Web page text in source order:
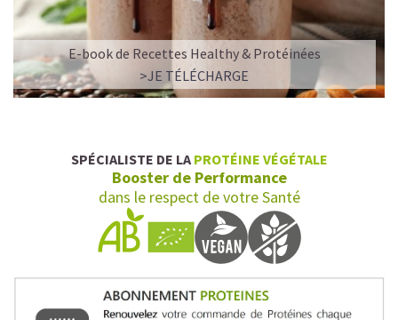
L’ALLIANCE PARFAITE ENTRE PLAISIR ET
PERFORMANCE
Cacao pur, café expresso et lait végétal fusionnent dans
une boisson veloutée et énergisante.
Une vraie caresse chocolatée, riche en protéines, léger
pour ne jamais peser.
Pour les accros au chocolat qui veulent booster leurs
journées avec goût et équilibre.
Mocha Glacé Protéiné
E-book de Recettes Healthy & Protéinées
>JE TÉLÉCHARGE
SPÉCIALISTE DE LA PROTÉINE VÉGÉTALE
Booster de Performance
dans le respect de votre Santé